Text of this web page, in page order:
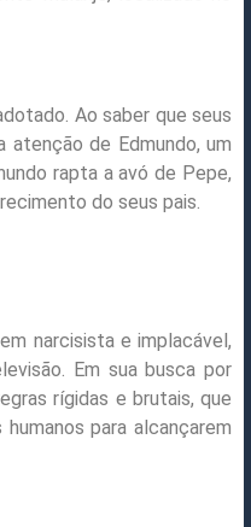
Ao saber que seus
de Edmundo, um
rapta a avó de Pepe,
do seus pais.
narcisista e implacável,
Em sua busca por
rígidas e brutais, que
para alcançarem